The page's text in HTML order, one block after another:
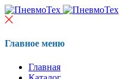
Главное меню
Главная